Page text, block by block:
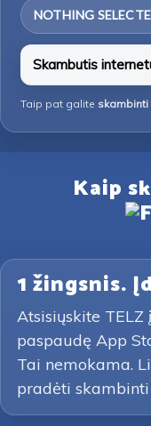
NOTHING
Skambutis
Taip pat galite skambinti
Kaip
1 žingsnis.
Atsisiųskite
paspaudę App
Tai nemokama.
pradėti skambinti